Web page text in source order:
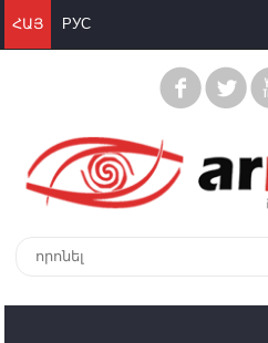
ՀԱՅ РУС